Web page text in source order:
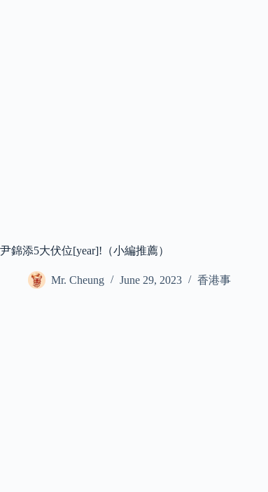
尹錦添5大伏位[year]!（小編推薦）
Mr. Cheung June 29, 2023 香港事